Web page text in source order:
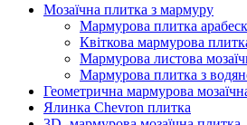
Мозаїчна плитка з мармуру
Мармурова плитка
Квіткова мармурова
Мармурова листова
Мармурова плитка з
Геометрична мармурова
Ялинка Chevron плитка